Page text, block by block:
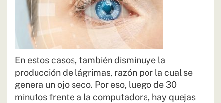
En estos casos, también disminuye la
producción de lágrimas, razón por la cual se
genera un ojo seco. Por eso, luego de 30
minutos frente a la computadora, hay quejas